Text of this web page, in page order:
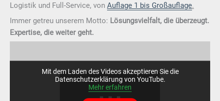
Logistik und Full-Service, von Auflage 1 bis Großauflage.
Immer getreu unserem Motto: Lösungsvielfalt, die überzeugt.
Expertise, die weiter geht.
Mit dem Laden des Videos akzeptieren Sie die
Datenschutzerklärung von YouTube.
Mehr erfahren